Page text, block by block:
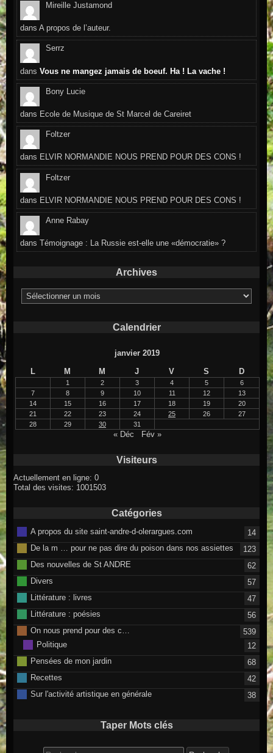
Mireille Justamond
dansA propos de l’auteur.
Serrz
dansVous ne mangez jamais de boeuf. Ha ! La vache !
Bony Lucie
dans Ecole de Musique de St Marcel de Careiret
Foltzer
dans ELVIR NORMANDIE NOUS PREND POUR DES CONS !
Foltzer
dans ELVIR NORMANDIE NOUS PREND POUR DES CONS !
Anne Rabay
dansTémoignage : La Russie est-elle une «démocratie» ?
Archives
Archives
Calendrier
janvier 2019
L
M M J V S D
1 2 3 4 5
6
7
8 9 10 11 12
13
14
15 16 17 18 19
20
21
22 23 24 25 26
27
28
29 30 31
« Déc Fév »
Visiteurs
Actuellement en ligne: 0
Total des visites: 1001503
Catégories
A propos du site saint-andre-d-olerargues.com
14
De la m … pour ne pas dire du poison dans nos assiettes
123
Des nouvelles de St ANDRE
62
Divers
57
Littérature : livres
47
Littérature : poésies
56
On nous prend pour des c…
539
Politique
12
Pensées de mon jardin
68
Recettes
42
Sur l'activité artistique en générale
38
Taper Mots clés